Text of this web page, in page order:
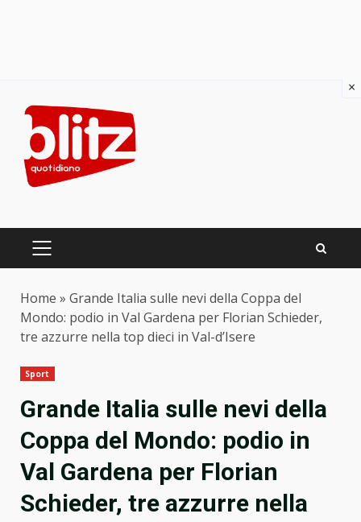
content
PRIMARY
Home » Grande Italia sulle nevi della Coppa del
Mondo: podio in Val Gardena per Florian Schieder,
tre azzurre nella top dieci in Val-d’Isere
Sport
Grande Italia sulle nevi della
Coppa del Mondo: podio in
Val Gardena per Florian
Schieder, tre azzurre nella
×